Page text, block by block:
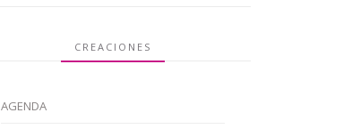
CREACIONES
AGENDA